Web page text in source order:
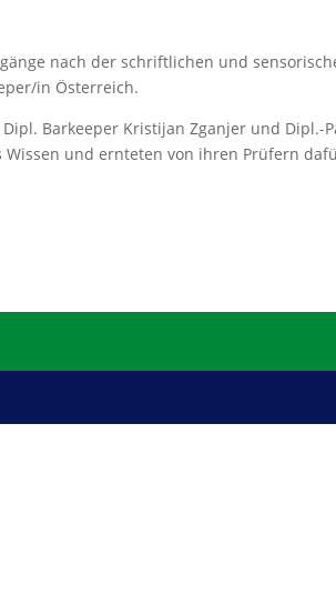
nach der schriftlichen und
in Österreich.
Barkeeper Kristijan Zganjer und Dipl.-
und ernteten von ihren Prüfern